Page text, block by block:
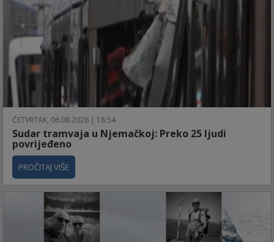
ČETVRTAK, 06.08.2026 | 18:54
Sudar tramvaja u Njemačkoj: Preko 25 ljudi
povrijeđeno
PROČITAJ VIŠE